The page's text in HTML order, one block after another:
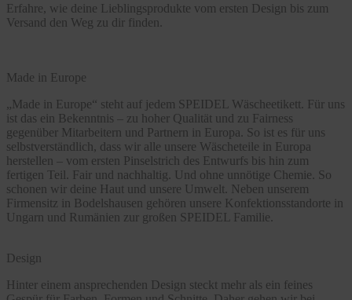
Erfahre, wie deine Lieblingsprodukte vom ersten Design bis zum
Versand den Weg zu dir finden.
Made in Europe
„Made in Europe“ steht auf jedem SPEIDEL Wäscheetikett. Für uns
ist das ein Bekenntnis – zu hoher Qualität und zu Fairness
gegenüber Mitarbeitern und Partnern in Europa. So ist es für uns
selbstverständlich, dass wir alle unsere Wäscheteile in Europa
herstellen – vom ersten Pinselstrich des Entwurfs bis hin zum
fertigen Teil. Fair und nachhaltig. Und ohne unnötige Chemie. So
schonen wir deine Haut und unsere Umwelt. Neben unserem
Firmensitz in Bodelshausen gehören unsere Konfektionsstandorte in
Ungarn und Rumänien zur großen SPEIDEL Familie.
Design
Hinter einem ansprechenden Design steckt mehr als ein feines